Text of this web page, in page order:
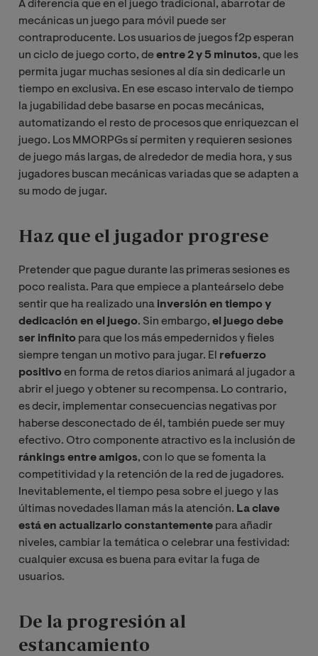
A diferencia que en el juego tradicional, abarrotar de
mecánicas un juego para móvil puede ser
contraproducente. Los usuarios de juegos f2p esperan
un ciclo de juego corto, deentre 2 y 5 minutos, que les
permita jugar muchas sesiones al día sin dedicarle un
tiempo en exclusiva. En ese escaso intervalo de tiempo
la jugabilidad debe basarse en pocas mecánicas,
automatizando el resto de procesos que enriquezcan el
juego. Los MMORPGs sí permiten y requieren sesiones
de juego más largas, de alrededor de media hora, y sus
jugadores buscan mecánicas variadas que se adapten a
su modo de jugar.
Haz que el jugador progrese
Pretender que pague durante las primeras sesiones es
poco realista. Para que empiece a planteárselo debe
sentir que ha realizado una inversión en tiempo y
dedicación en el juego. Sin embargo, el juego debe
ser infinito para que los más empedernidos y fieles
siempre tengan un motivo para jugar. El refuerzo
positivoen forma de retos diarios animará al jugador a
abrir el juego y obtener su recompensa. Lo contrario,
es decir, implementar consecuencias negativas por
haberse desconectado de él, también puede ser muy
efectivo. Otro componente atractivo es la inclusión de
ránkings entre amigos, con lo que se fomenta la
competitividad y la retención de la red de jugadores.
Inevitablemente, el tiempo pesa sobre el juego y las
últimas novedades llaman más la atención. La clave
está en actualizarlo constantemente para añadir
niveles, cambiar la temática o celebrar una festividad:
cualquier excusa es buena para evitar la fuga de
usuarios.
De la progresión al
estancamiento